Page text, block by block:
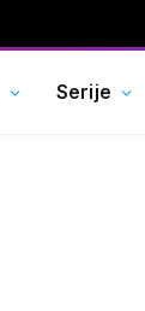
Serije